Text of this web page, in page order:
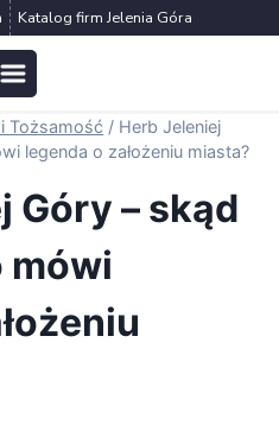
Katalog firm Jelenia Góra
Tożsamość / Herb Jeleniej
legenda o założeniu miasta?
Góry – skąd
mówi